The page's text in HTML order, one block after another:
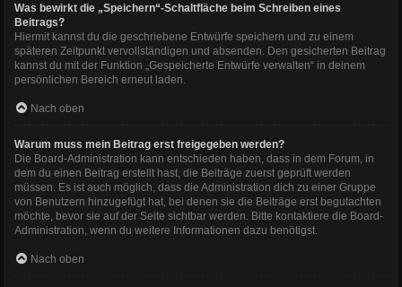
Was bewirkt die „Speichern“-Schaltfläche beim Schreiben eines
Beitrags?
Hiermit kannst du die geschriebene Entwürfe speichern und zu einem
späteren Zeitpunkt vervollständigen und absenden. Den gesicherten Beitrag
kannst du mit der Funktion „Gespeicherte Entwürfe verwalten“ in deinem
persönlichen Bereich erneut laden.
Nach oben
Warum muss mein Beitrag erst freigegeben werden?
Die Board-Administration kann entschieden haben, dass in dem Forum, in
dem du einen Beitrag erstellt hast, die Beiträge zuerst geprüft werden
müssen. Es ist auch möglich, dass die Administration dich zu einer Gruppe
von Benutzern hinzugefügt hat, bei denen sie die Beiträge erst begutachten
möchte, bevor sie auf der Seite sichtbar werden. Bitte kontaktiere die Board-
Administration, wenn du weitere Informationen dazu benötigst.
Nach oben